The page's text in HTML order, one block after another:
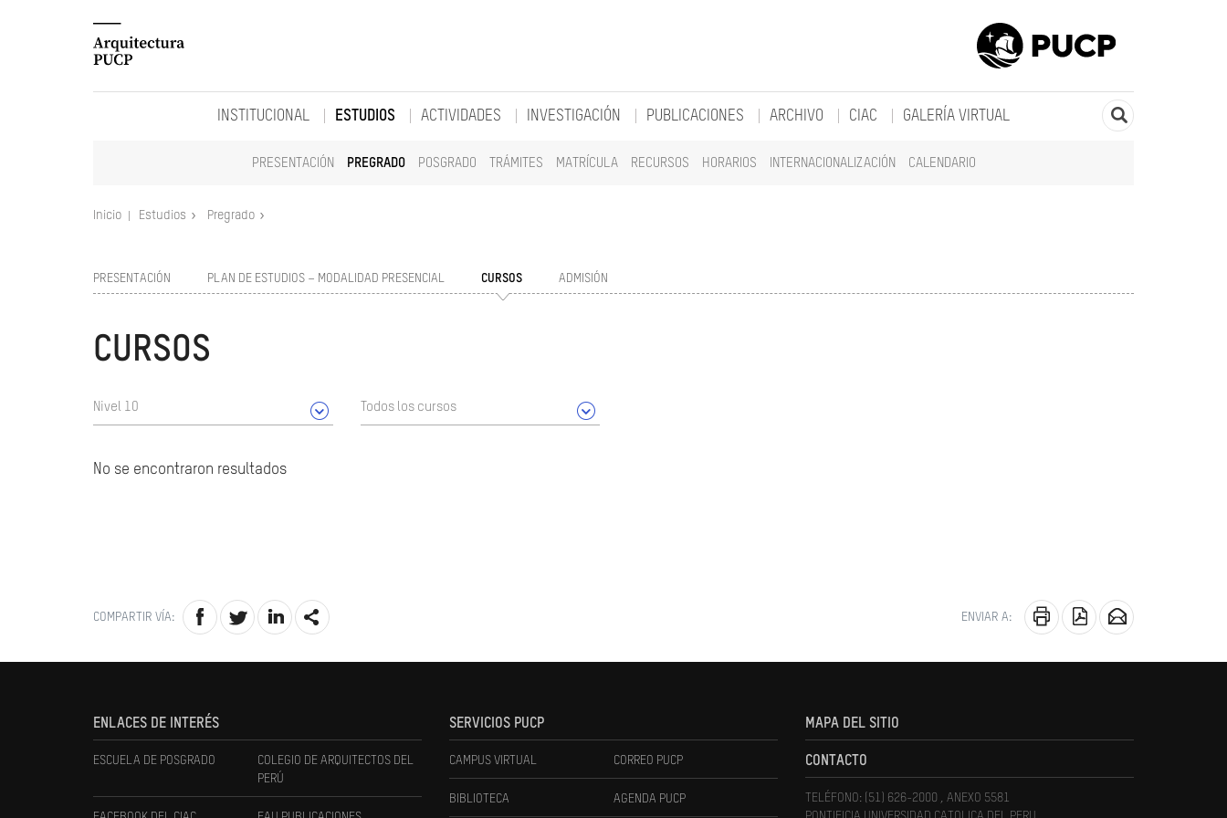
INSTITUCIONAL ESTUDIOS
PRESENTACIÓN PREGRADO POSGRADO TRÁMITES MATRÍCULA RECURSOS HORARIOS INTERNACIONALIZACIÓN CALENDARIO
ACTIVIDADES INVESTIGACIÓN PUBLICACIONES ARCHIVO CIAC GALERÍA VIRTUAL
Inicio Estudios Pregrado
PRESENTACIÓN PLAN DE ESTUDIOS – MODALIDAD PRESENCIAL CURSOS ADMISIÓN
CURSOS
Nivel 10 Todos los cursos
No se encontraron resultados
COMPARTIR VÍA: ENVIAR A:
ENLACES DE INTERÉS
ESCUELA DE POSGRADO
COLEGIO DE ARQUITECTOS DEL
PERÚ
SERVICIOS PUCP
CAMPUS VIRTUAL CORREO PUCP
BIBLIOTECA AGENDA PUCP
MAPA DEL SITIO
CONTACTO
TELÉFONO: (51) 626-2000 , ANEXO 5581